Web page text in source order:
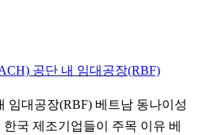
공단 내 임대공장(RBF)
임대공장(RBF) 베트남 동나이성
한국 제조기업들이 주목 이유 베